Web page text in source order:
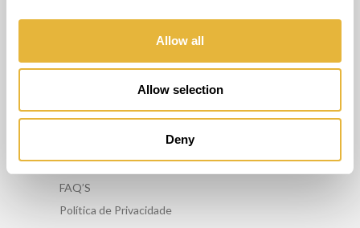
Allow all
Allow selection
Deny
Manutenção / Reparação de Minigolfe
Consultoria
FAQ’S
Política de Privacidade